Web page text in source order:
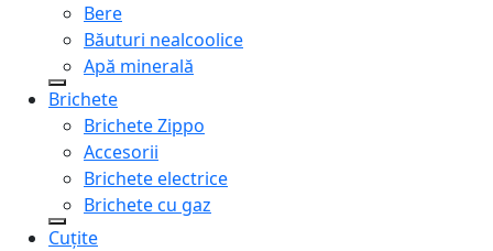
Bere
Băuturi nealcoolice
Apă minerală
Brichete
Brichete Zippo
Accesorii
Brichete electrice
Brichete cu gaz
Cuțite